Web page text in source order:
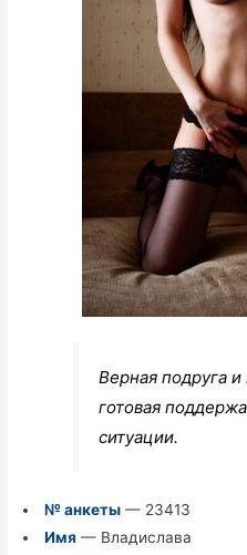
Верная подруга
готовая
ситуации.
№ анкеты— 23413
Имя— Владислава